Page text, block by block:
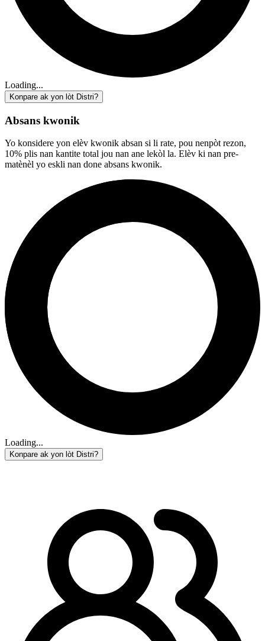
Loading...
Konpare ak yon lòt Distri?
Absans kwonik
Yo konsidere yon elèv kwonik absan si li rate, pou nenpòt rezon,
10% plis nan kantite total jou nan ane lekòl la. Elèv ki nan pre-
matènèl yo eskli nan done absans kwonik.
Loading...
Konpare ak yon lòt Distri?